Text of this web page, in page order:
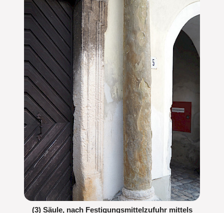
(3) Säule, nach Festigungsmittelzufuhr mittels